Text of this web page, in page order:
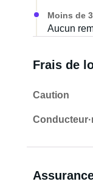
Moins de
Aucun
Frais de
Caution